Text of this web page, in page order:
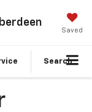
Saved
Search